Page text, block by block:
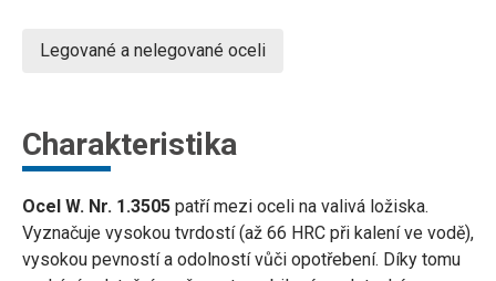
Legované a nelegované oceli
Charakteristika
Ocel W. Nr. 1.3505 patří mezi oceli na valivá ložiska.
Vyznačuje vysokou tvrdostí (až 66 HRC při kalení ve vodě),
vysokou pevností a odolností vůči opotřebení. Díky tomu